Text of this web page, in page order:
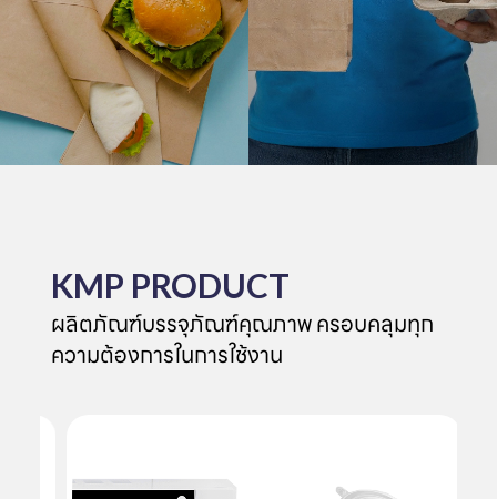
KMP PRODUCT
ผลิตภัณฑ์บรรจุภัณฑ์คุณภาพ ครอบคลุมทุก
ความต้องการในการใช้งาน